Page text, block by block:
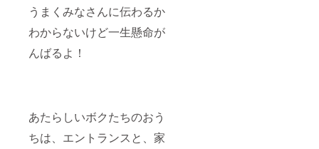
うまくみなさんに伝わるか
わからないけど一生懸命が
んばるよ！
あたらしいボクたちのおう
ちは、エントランスと、家